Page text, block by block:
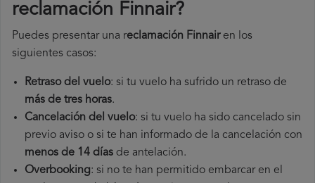
reclamación Finnair?
Puedes presentar una reclamación Finnairen los
siguientes casos:
Retraso del vuelo: si tu vuelo ha sufrido un retraso de
más de tres horas.
Cancelación del vuelo: si tu vuelo ha sido cancelado sin
previo aviso o si te han informado de la cancelación con
menos de 14 días de antelación.
Overbooking: si no te han permitido embarcar en el